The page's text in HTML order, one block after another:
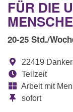
FÜR DIE
20-25 Std./
22419
Teilzeit
Arbeit mit
sofort